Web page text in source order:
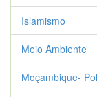
Islamismo
Meio Ambiente
Moçambique-